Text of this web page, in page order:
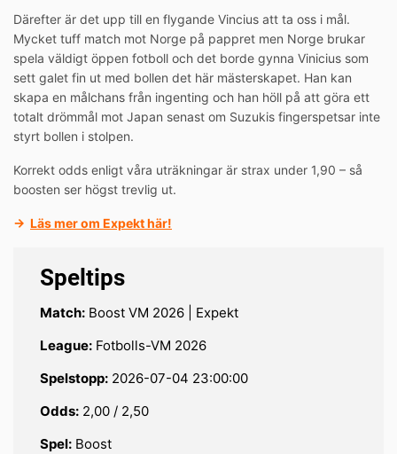
Speltips
Match: Boost VM 2026 | Expekt
League: Fotbolls-VM 2026
Spelstopp: 2026-07-04 23:00:00
Odds: 2,00 / 2,50
Spel: Boost
Därefter är det upp till en flygande Vincius att ta oss i mål.
Mycket tuff match mot Norge på pappret men Norge brukar
spela väldigt öppen fotboll och det borde gynna Vinicius som
sett galet fin ut med bollen det här mästerskapet. Han kan
skapa en målchans från ingenting och han höll på att göra ett
totalt drömmål mot Japan senast om Suzukis fingerspetsar inte
styrt bollen i stolpen.
Korrekt odds enligt våra uträkningar är strax under 1,90 – så
boosten ser högst trevlig ut.
→ Läs mer om Expekt här!